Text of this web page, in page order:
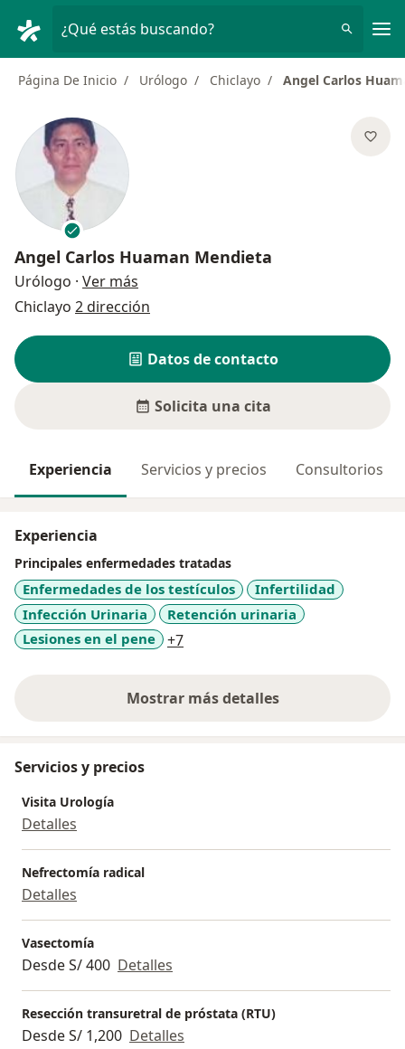
¿Qué estás buscando?
Página De Inicio Urólogo Chiclayo Angel Carlos
Angel Carlos Huaman Mendieta
Urólogo · Ver más
Chiclayo 2 dirección
Datos de contacto
Solicita una cita
Experiencia Servicios y precios Consultorios
Experiencia
Principales enfermedades tratadas
Enfermedades de los testículos
Infertilidad
Infección Urinaria
Retención urinaria
Lesiones en el pene
+7a11y_sr_more_diseases
Mostrar más detalles
sobre la experiencia
Servicios y precios
Visita Urología
Detalles
Nefrectomía radical
Detalles
Vasectomía
Desde S/ 400 Detalles
Resección transuretral de próstata (RTU)
Desde S/ 1,200 Detalles